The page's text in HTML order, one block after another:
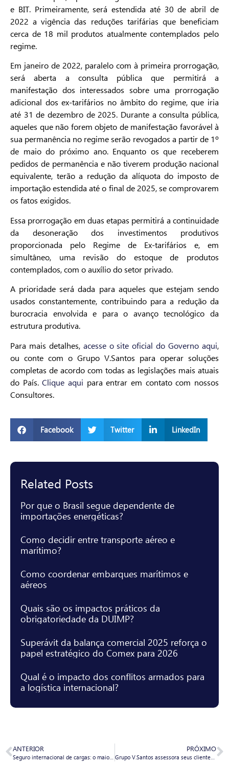
e BIT. Primeiramente, será estendida até 30 de abril de
2022 a vigência das reduções tarifárias que beneficiam
cerca de 18 mil produtos atualmente contemplados pelo
regime.
Em janeiro de 2022, paralelo com à primeira prorrogação,
será aberta a consulta pública que permitirá a
manifestação dos interessados sobre uma prorrogação
adicional dos ex-tarifários no âmbito do regime, que iria
até 31 de dezembro de 2025. Durante a consulta pública,
aqueles que não forem objeto de manifestação favorável à
sua permanência no regime serão revogados a partir de 1º
de maio do próximo ano. Enquanto os que receberem
pedidos de permanência e não tiverem produção nacional
equivalente, terão a redução da alíquota do imposto de
importação estendida até o final de 2025, se comprovarem
os fatos exigidos.
Essa prorrogação em duas etapas permitirá a continuidade
da desoneração dos investimentos produtivos
proporcionada pelo Regime de Ex-tarifários e, em
simultâneo, uma revisão do estoque de produtos
contemplados, com o auxílio do setor privado.
A prioridade será dada para aqueles que estejam sendo
usados constantemente, contribuindo para a redução da
burocracia envolvida e para o avanço tecnológico da
estrutura produtiva.
Para mais detalhes, acesse o site oficial do Governo aqui,
ou conte com o Grupo V.Santos para operar soluções
completas de acordo com todas as legislações mais atuais
do País.Clique aqui para entrar em contato com nossos
Consultores.
Facebook Twitter LinkedIn
Related Posts
Por que o Brasil segue dependente de
importações energéticas?
Como decidir entre transporte aéreo e
marítimo?
Como coordenar embarques marítimos e
aéreos
Quais são os impactos práticos da
obrigatoriedade da DUIMP?
Superávit da balança comercial 2025 reforça o
papel estratégico do Comex para 2026
Qual é o impacto dos conflitos armados para
a logística internacional?
ANTERIOR PRÓXIMO
Grupo V.Santos assessora seus clientes na importação segura de plantas de biogás